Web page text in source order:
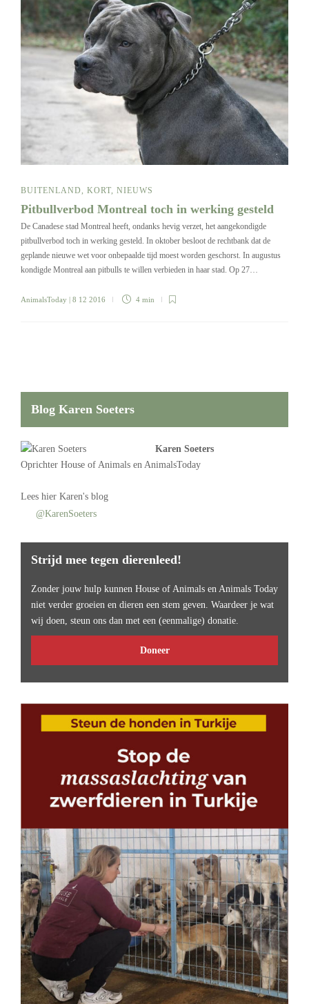
BUITENLAND, KORT, NIEUWS
Pitbullverbod Montreal toch in werking gesteld
De Canadese stad Montreal heeft, ondanks hevig verzet, het aangekondigde
pitbullverbod toch in werking gesteld. In oktober besloot de rechtbank dat de
geplande nieuwe wet voor onbepaalde tijd moest worden geschorst. In augustus
kondigde Montreal aan pitbulls te willen verbieden in haar stad. Op 27…
AnimalsToday | 8 12 2016 4 min
Blog Karen Soeters
Karen Soeters
Oprichter House of Animals en AnimalsToday
Lees hier Karen's blog
@KarenSoeters
Strijd mee tegen dierenleed!
Zonder jouw hulp kunnen House of Animals en Animals Today
niet verder groeien en dieren een stem geven. Waardeer je wat
wij doen, steun ons dan met een (eenmalige) donatie.
Doneer